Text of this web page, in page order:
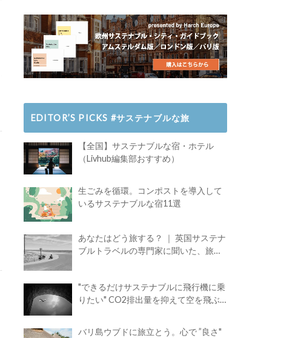
EDITOR’S PICKS #サステナブルな旅
【全国】サステナブルな宿・ホテル
（Livhub編集部おすすめ）
生ごみを循環。コンポストを導入して
いるサステナブルな宿11選
あなたはどう旅する？ ｜ 英国サステナ
ブルトラベルの専門家に聞いた、旅の
"できるだけサステナブルに飛行機に乗
りたい" CO2排出量を抑えて空を飛ぶ
バリ島ウブドに旅立とう。心で ”良さ"